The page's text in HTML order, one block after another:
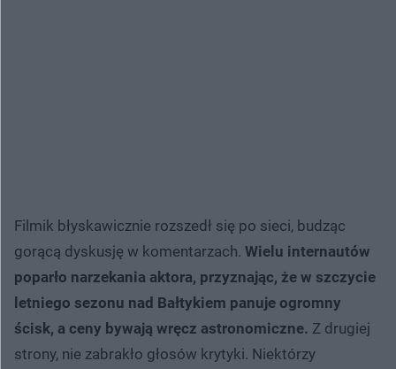
Filmik błyskawicznie rozszedł się po sieci, budząc
gorącą dyskusję w komentarzach. Wielu internautów
poparło narzekania aktora, przyznając, że w szczycie
letniego sezonu nad Bałtykiem panuje ogromny
ścisk, a ceny bywają wręcz astronomiczne. Z drugiej
strony, nie zabrakło głosów krytyki. Niektórzy